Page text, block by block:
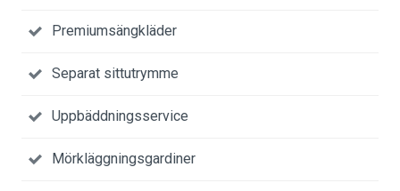
Premiumsängkläder
Separat sittutrymme
Uppbäddningsservice
Mörkläggningsgardiner